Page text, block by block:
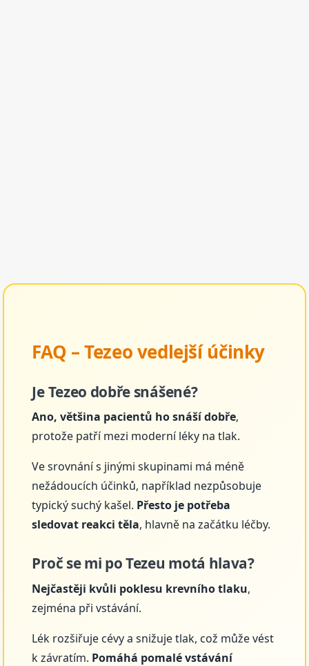
FAQ – Tezeo vedlejší účinky
Je Tezeo dobře snášené?
Ano, většina pacientů ho snáší dobře,
protože patří mezi moderní léky na tlak.
Ve srovnání s jinými skupinami má méně
nežádoucích účinků, například nezpůsobuje
typický suchý kašel. Přesto je potřeba
sledovat reakci těla, hlavně na začátku léčby.
Proč se mi po Tezeu motá hlava?
Nejčastěji kvůli poklesu krevního tlaku,
zejména při vstávání.
Lék rozšiřuje cévy a snižuje tlak, což může vést
k závratím. Pomáhá pomalé vstávání